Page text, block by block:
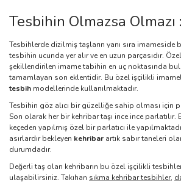
Tesbihin Olmazsa Olmazı
Tesbihlerde dizilmiş taşların yanı sıra imameside
tesbihin ucunda yer alır ve en uzun parçasıdır.
şekillendirilen imame tabihin en uç noktasında
tamamlayan son eklentidir. Bu özel işçilikli
tesbih modellerinde kullanılmaktadır.
Tesbihin göz alıcı bir güzelliğe sahip olması için
Son olarak her bir kehribar taşı ince ince
keçeden yapılmış özel bir parlatıcı ile
asırlardır bekleyen kehribar artık sabır taneleri
durumdadır.
Değerli taş olan kehribarın bu özel işçilikli
ulaşabilirsiniz. Takıhan sıkma kehribar tesbihler,